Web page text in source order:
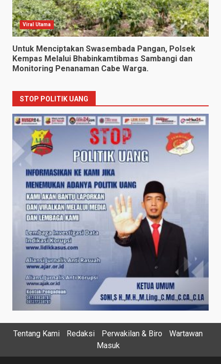
Viral Utama
Untuk Menciptakan Swasembada Pangan, Polsek
Kempas Melalui Bhabinkamtibmas Sambangi dan
Monitoring Penanaman Cabe Warga.
STOP POLITIK UANG
Tentang Kami Redaksi Perwakilan & Biro
Wartawan
Masuk